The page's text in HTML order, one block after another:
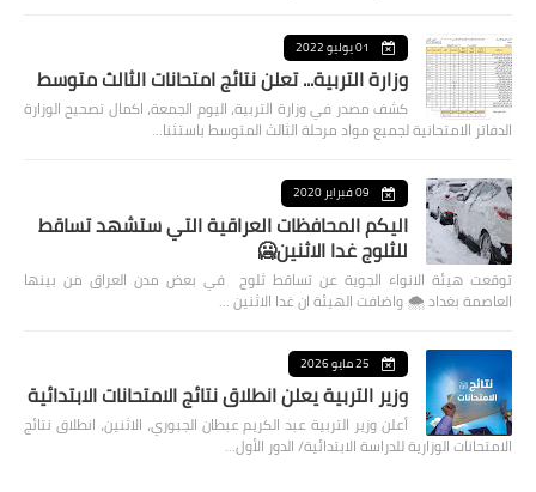
01 يوليو 2022
وزارة التربية... تعلن نتائج امتحانات الثالث متوسط
كشف مصدر في وزارة التربية، اليوم الجمعة، اكمال تصحيح الوزارة
الدفاتر الامتحانية لجميع مواد مرحلة الثالث المتوسط باستثنا…
09 فبراير 2020
اليكم المحافظات العراقية التي ستشهد تساقط
للثلوج غدا الاثنين🥶
توقعت هيئة الانواء الجوية عن تساقط ثلوج في بعض مدن العراق من بينها
العاصمة بغداد ⁦🌨️⁩ واضافت الهيئة ان غدا الاثنين …
25 مايو 2026
وزير التربية يعلن انطلاق نتائج الامتحانات الابتدائية
أعلن وزير التربية عبد الكريم عبطان الجبوري، الاثنين، انطلاق نتائج
الامتحانات الوزارية للدراسة الابتدائية/ الدور الأول…